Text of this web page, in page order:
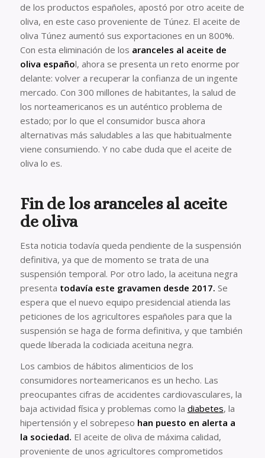
de los productos españoles, apostó por otro aceite de
oliva, en este caso proveniente de Túnez. El aceite de
oliva Túnez aumentó sus exportaciones en un 800%.
Con esta eliminación de los aranceles al aceite de
oliva español, ahora se presenta un reto enorme por
delante: volver a recuperar la confianza de un ingente
mercado. Con 300 millones de habitantes, la salud de
los norteamericanos es un auténtico problema de
estado; por lo que el consumidor busca ahora
alternativas más saludables a las que habitualmente
viene consumiendo. Y no cabe duda que el aceite de
oliva lo es.
Fin de los aranceles al aceite
de oliva
Esta noticia todavía queda pendiente de la suspensión
definitiva, ya que de momento se trata de una
suspensión temporal. Por otro lado, la aceituna negra
presenta todavía este gravamen desde 2017. Se
espera que el nuevo equipo presidencial atienda las
peticiones de los agricultores españoles para que la
suspensión se haga de forma definitiva, y que también
quede liberada la codiciada aceituna negra.
Los cambios de hábitos alimenticios de los
consumidores norteamericanos es un hecho. Las
preocupantes cifras de accidentes cardiovasculares, la
baja actividad física y problemas como la diabetes, la
hipertensión y el sobrepeso han puesto en alerta a
la sociedad. El aceite de oliva de máxima calidad,
proveniente de unos agricultores comprometidos